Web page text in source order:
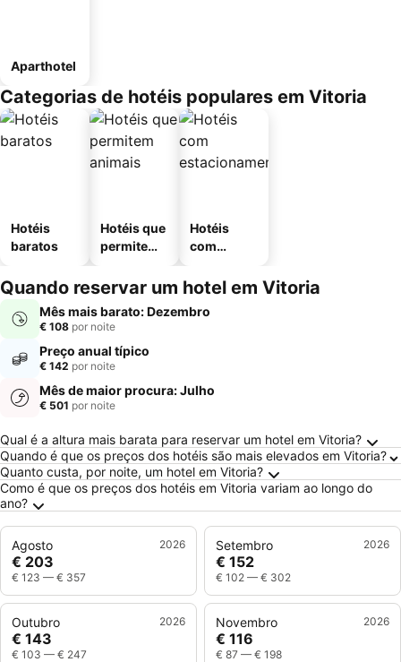
Aparthotel
Categorias de hotéis populares em Vitoria
Hotéis
baratos
Hotéis que
permitem
Hotéis
com
mento
Quando reservar um hotel em Vitoria
Mês mais barato: Dezembro
€ 108 por noite
Preço anual típico
€ 142 por noite
Mês de maior procura: Julho
€ 501 por noite
Perguntas Frequentes sobre Vitoria
Qual é a altura mais barata para reservar um hotel em Vitoria?
Quando é que os preços dos hotéis são mais elevados em Vitoria?
Quanto custa, por noite, um hotel em Vitoria?
Como é que os preços dos hotéis em Vitoria variam ao longo do
ano?
Agosto 2026
€ 203
€ 123 — € 357
Setembro 2026
€ 152
€ 102 — € 302
Outubro 2026
€ 143
€ 103 — € 247
Novembro 2026
€ 116
€ 87 — € 198